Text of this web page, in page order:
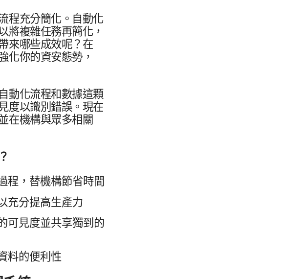
程​充分​簡化。​自動化​
將​複雜​任務​再​簡化，​
來​哪些​成效​呢？​在​
化你​的​資安​態勢，​
動化​流程​和​數據​這​顆​
度​以識別​錯誤。​現在​
在​機構​與​眾多​相關​
程，​替​機構​節省​時間
充分​提高​生產力
可見​度​並​共享​獨到​的​
料​的​便利性